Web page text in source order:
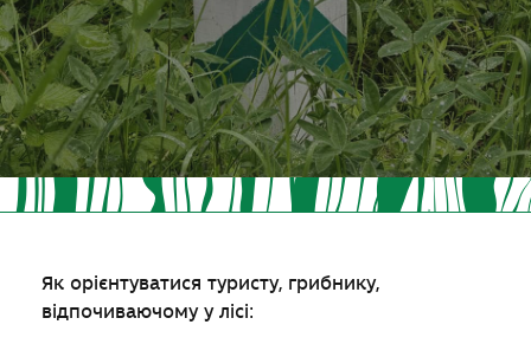
Як орієнтуватися туристу, грибнику,
відпочиваючому у лісі: